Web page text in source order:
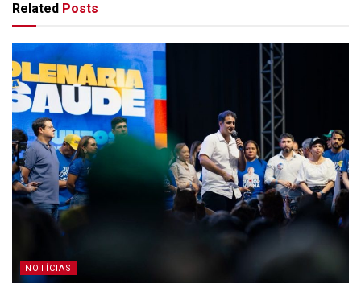
Related Posts
NOTÍCIAS